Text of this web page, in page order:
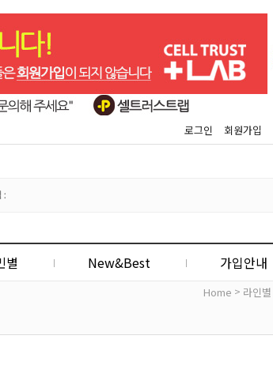
로그인 회원가입
별 New&Best 가입안내
Home > 라인별